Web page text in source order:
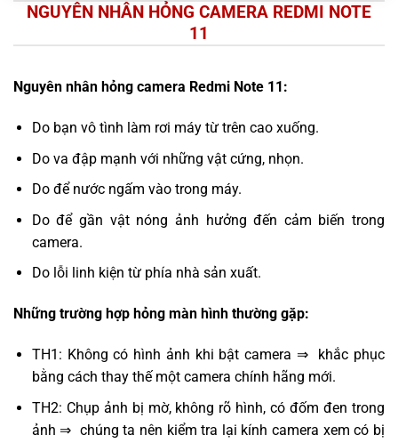
NGUYÊN NHÂN HỎNG CAMERA REDMI NOTE
11
Nguyên nhân hỏng camera Redmi Note 11:
Do bạn vô tình làm rơi máy từ trên cao xuống.
Do va đập mạnh với những vật cứng, nhọn.
Do để nước ngấm vào trong máy.
Do để gần vật nóng ảnh hưởng đến cảm biến trong
camera.
Do lỗi linh kiện từ phía nhà sản xuất.
Những trường hợp hỏng màn hình thường gặp:
TH1: Không có hình ảnh khi bật camera ⇒ khắc phục
bằng cách thay thế một camera chính hãng mới.
TH2: Chụp ảnh bị mờ, không rõ hình, có đốm đen trong
ảnh ⇒ chúng ta nên kiểm tra lại kính camera xem có bị